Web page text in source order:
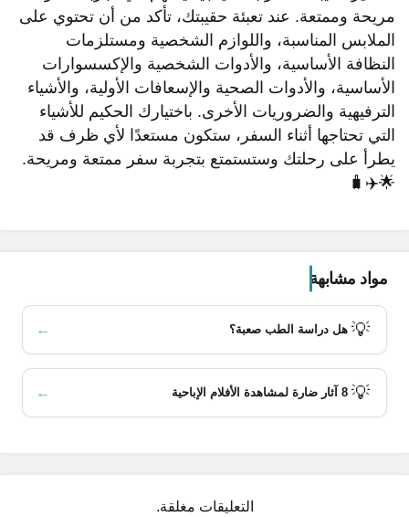
مريحة وممتعة. عند تعبئة حقيبتك، تأكد من أن تحتوي على
الملابس المناسبة، واللوازم الشخصية ومستلزمات
النظافة الأساسية، والأدوات الشخصية والإكسسوارات
الأساسية، والأدوات الصحية والإسعافات الأولية، والأشياء
الترفيهية والضروريات الأخرى. باختيارك الحكيم للأشياء
التي تحتاجها أثناء السفر، ستكون مستعدًا لأي ظرف قد
يطرأ على رحلتك وستستمتع بتجربة سفر ممتعة ومريحة.
🌟✈️🧳
مواد مشابهة
💡 هل دراسة الطب صعبة؟ ←
💡 8 آثار ضارة لمشاهدة الأفلام الإباحية ←
التعليقات مغلقة.
الملابس والأحذية المناسبة 👕👖👟